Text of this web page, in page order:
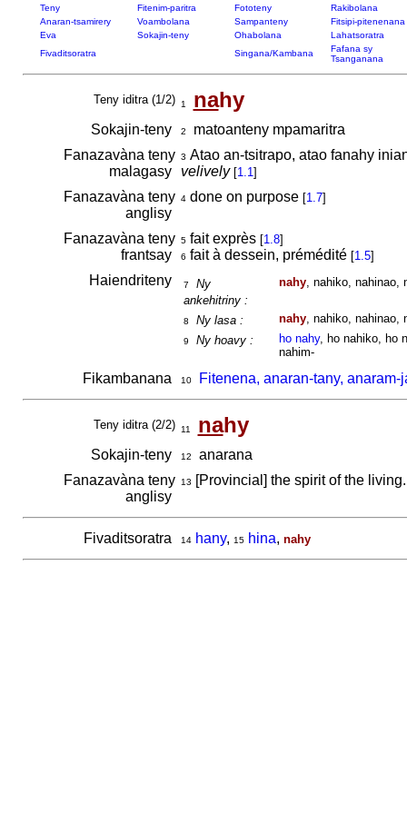
Teny Fitenim-paritra Fototeny
Rakibolana
Anaran-tsamirery
Voambolana Sampanteny
Fitsipi-pitenenana
Eva
Sokajin-teny Ohabolana
Lahatsoratra
Fivaditsoratra
Singana/Kambana
Fafana sy
Tsanganana
Teny iditra (1/2) 1 nahy
Sokajin-teny 2
matoanteny mpamaritra
Fanazavàna teny
malagasy
3 Atao an-tsitrapo, atao fanahy
velively [1.1]
Fanazavàna teny
anglisy
4done on purpose [1.7]
Fanazavàna teny
frantsay
5fait exprès [1.8]
6 fait à dessein, prémédité [1.5]
Haiendriteny 7
Ny
ankehitriny :
nahy, nahiko, nahinao,
8 Ny lasa : nahy, nahiko, nahinao,
9 Ny hoavy : ho nahy, ho nahiko, ho
nahim-
Fikambanana 10 Fitenena, anaran-tany,
Teny iditra (2/2) 11 nahy
Sokajin-teny 12
anarana
Fanazavàna teny
anglisy
13 [Provincial] the spirit of the
Fivaditsoratra 14 hany, 15 hina, nahy